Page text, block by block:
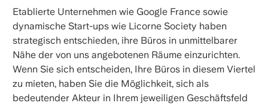
Etablierte Unternehmen wie Google France sowie
dynamische Start-ups wie Licorne Society haben
strategisch entschieden, ihre Büros in unmittelbarer
Nähe der von uns angebotenen Räume einzurichten.
Wenn Sie sich entscheiden, Ihre Büros in diesem Viertel
zu mieten, haben Sie die Möglichkeit, sich als
bedeutender Akteur in Ihrem jeweiligen Geschäftsfeld